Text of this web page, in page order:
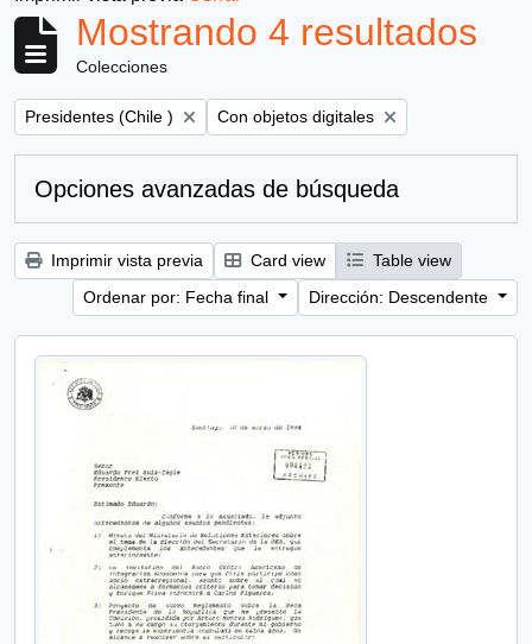
Mostrando 4 resultados
Colecciones
Remove filter:
Presidentes (Chile ) Remove filter:
Con objetos digitales
Opciones avanzadas de búsqueda
Imprimir vista previa Card view
Table view
Ordenar por: Fecha final
Dirección: Descendente